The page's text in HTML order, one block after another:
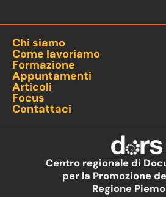
Chi siamo
Come lavoriamo
Formazione
Appuntamenti
Articoli
Focus
Contattaci
Centro regionale di
per la Promozione
Regione